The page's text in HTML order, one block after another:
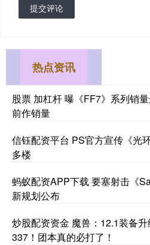
提交评论
热点资讯
股票 加杠杆 曝《FF7》系列销
前作销量
信钰配资平台 PS官方宣传《光
多楼
蚂蚁配资APP下载 要塞射击《
新规划公布
炒股配资资金 魔兽：12.1装备
337！团本真的必打了！